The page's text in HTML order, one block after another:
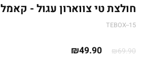
חולצת טי צווארון עגול - קאמל
TEBOX--15
₪69.90
המחיר₪49.90